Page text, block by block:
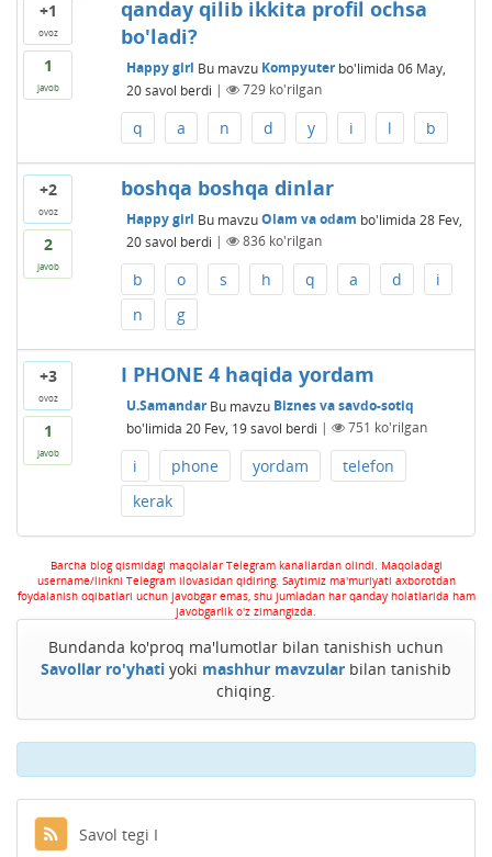
+1
ovoz
1
javob
qanday qilib ikkita profil ochsa
bo'ladi?
Happy girl Bu mavzu Kompyuterbo'limida 06 May,
20 savol berdi | 729ko'rilgan
q a n d y i l b
+2
ovoz
2
javob
boshqa boshqa dinlar
Happy girl Bu mavzuOlam va odam bo'limida 28 Fev,
20 savol berdi | 836ko'rilgan
b o s h q a d
i
n
g
+3
ovoz
1
javob
I PHONE 4 haqida yordam
U.Samandar Bu mavzu Biznes va savdo-sotiq
bo'limida 20 Fev, 19 savol berdi | 751 ko'rilgan
i phone yordam
telefon
kerak
Barcha blog qismidagi maqolalar Telegram kanallardan olindi. Maqoladagi
username/linkni Telegram ilovasidan qidiring. Saytimiz ma'muriyati axborotdan
foydalanish oqibatlari uchun javobgar emas, shu jumladan har qanday holatlarida ham
javobgarlik o'z zimangizda.
Bundanda ko'proq ma'lumotlar bilan tanishish uchun
Savollar ro'yhati yoki mashhur mavzular bilan tanishib
chiqing.
Savol tegi I